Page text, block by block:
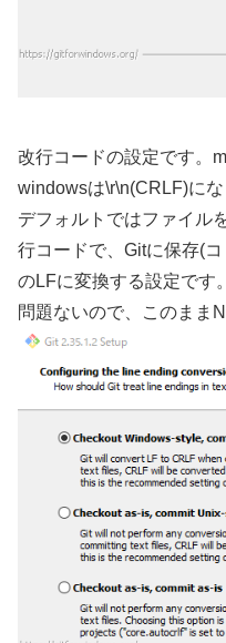
改行コードの設定です。
windowsは\r\n(CRLF)にな
デフォルトではファイル
行コードで、Gitに保存(
のLFに変換する設定です。
問題ないので、このまま